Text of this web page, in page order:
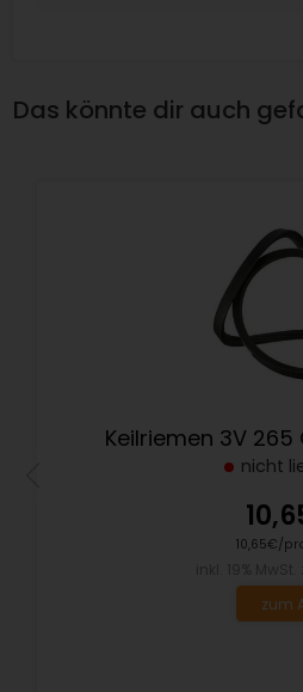
Das könnte dir auch
Keilriemen 3V 265
nicht
10,65€/
zum